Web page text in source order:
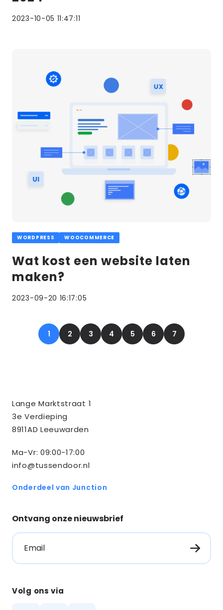
2023-10-05 11:47:11
WORDPRESS WOOCOMMERCE
Wat kost een website laten
maken?
2023-09-20 16:17:05
1 2 3 4 5 6 7
informatie
Lange Marktstraat 1
3e Verdieping
8911AD Leeuwarden
Ma-Vr: 09:00-17:00
info@tussendoor.nl
Onderdeel van Junction
Ontvang onze nieuwsbrief
Email
Volg ons via